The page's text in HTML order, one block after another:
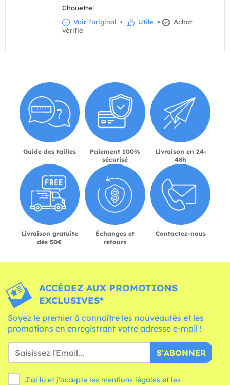
Chouette!
Voir l'original • Utile •
Achat
vérifié
Guide des tailles
Paiement 100%
sécurisé
Livraison en 24-
48h
Livraison gratuite
dès 50€
Échanges et
retours
Contactez-nous
ACCÉDEZ AUX PROMOTIONS
EXCLUSIVES*
Soyez le premier à connaître les nouveautés et les
promotions en enregistrant votre adresse e-mail !
S'ABONNER
J'ai lu et j'accepte les mentions légales et les